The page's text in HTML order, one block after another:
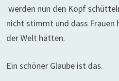
werden nun den Kopf
nicht stimmt und dass Frauen
der Welt hätten.
Ein schöner Glaube ist das.